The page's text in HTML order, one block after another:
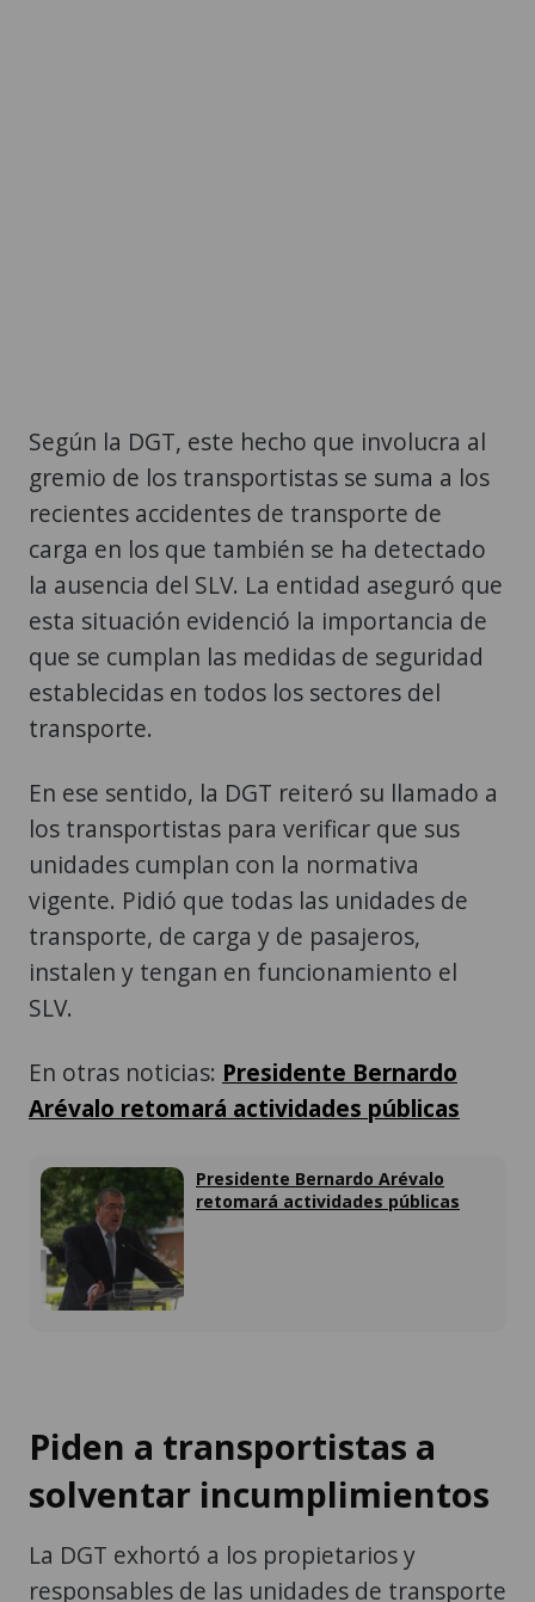
Según la DGT, este hecho que involucra al
gremio de los transportistas se suma a los
recientes accidentes de transporte de
carga en los que también se ha detectado
la ausencia del SLV. La entidad aseguró que
esta situación evidenció la importancia de
que se cumplan las medidas de seguridad
establecidas en todos los sectores del
transporte.
En ese sentido, la DGT reiteró su llamado a
los transportistas para verificar que sus
unidades cumplan con la normativa
vigente. Pidió que todas las unidades de
transporte, de carga y de pasajeros,
instalen y tengan en funcionamiento el
SLV.
En otras noticias: Presidente Bernardo
Arévalo retomará actividades públicas
Presidente Bernardo Arévalo
retomará actividades públicas
Piden a transportistas a
solventar incumplimientos
La DGT exhortó a los propietarios y
responsables de las unidades de transporte